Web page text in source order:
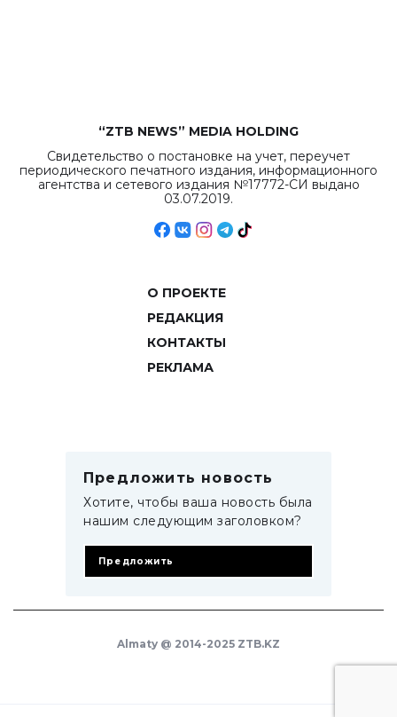
“ZTB NEWS” MEDIA HOLDING
Свидетельство о постановке на учет, переучет
периодического печатного издания, информационного
агентства и сетевого издания №17772-СИ выдано
03.07.2019.
О ПРОЕКТЕ
РЕДАКЦИЯ
КОНТАКТЫ
РЕКЛАМА
Предложить новость
Хотите, чтобы ваша новость была
нашим следующим заголовком?
Предложить
Almaty @ 2014-2025 ZTB.KZ